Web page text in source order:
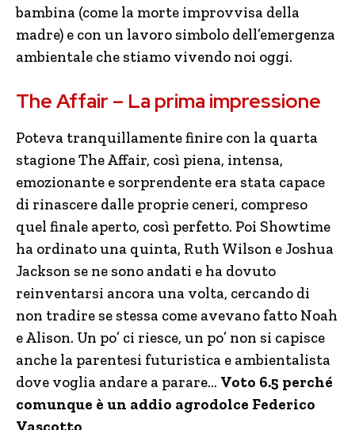
bambina (come la morte improvvisa della
madre) e con un lavoro simbolo dell’emergenza
ambientale che stiamo vivendo noi oggi.
The Affair – La prima impressione
Poteva tranquillamente finire con la quarta
stagione The Affair, così piena, intensa,
emozionante e sorprendente era stata capace
di rinascere dalle proprie ceneri, compreso
quel finale aperto, così perfetto. Poi Showtime
ha ordinato una quinta, Ruth Wilson e Joshua
Jackson se ne sono andati e ha dovuto
reinventarsi ancora una volta, cercando di
non tradire se stessa come avevano fatto Noah
e Alison. Un po’ ci riesce, un po’ non si capisce
anche la parentesi futuristica e ambientalista
dove voglia andare a parare… Voto 6.5 perché
comunque è un addio agrodolce Federico